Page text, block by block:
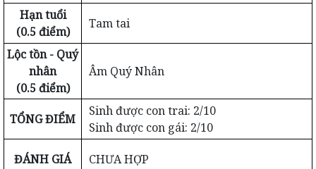
Hạn tuổi
(0.5 điểm)
Tam tai
Lộc tồn - Quý
nhân
(0.5 điểm)
Âm Quý Nhân
TỔNG ĐIỂM
Sinh được con trai: 2/10
Sinh được con gái: 2/10
ĐÁNH GIÁ CHƯA HỢP